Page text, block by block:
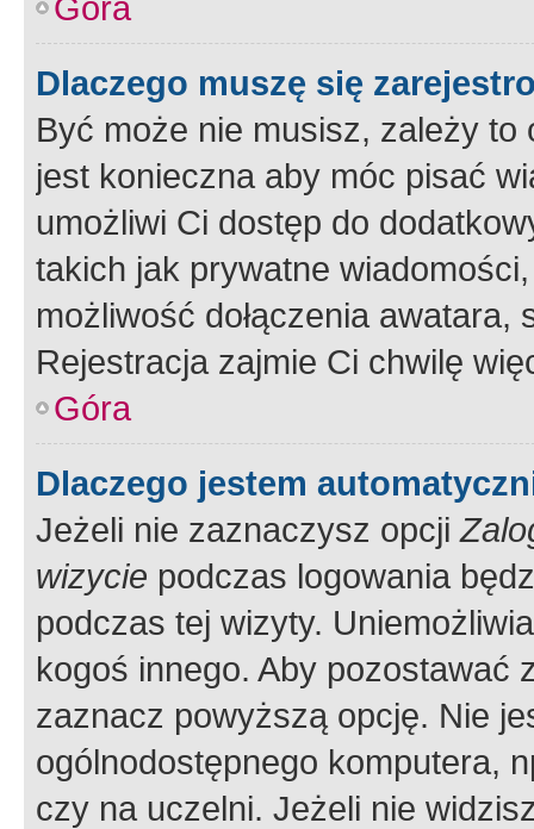
Dlaczego muszę się
Być może nie musisz, zależy
jest konieczna aby móc pisać
umożliwi Ci dostęp do
takich jak prywatne
możliwość dołączenia
Rejestracja zajmie Ci chwilę
Góra
Dlaczego jestem
Jeżeli nie zaznaczysz opcji
wizycie podczas logowania
podczas tej wizyty.
kogoś innego. Aby pozostawać
zaznacz powyższą opcję. Nie
ogólnodostępnego komputera,
czy na uczelni. Jeżeli nie